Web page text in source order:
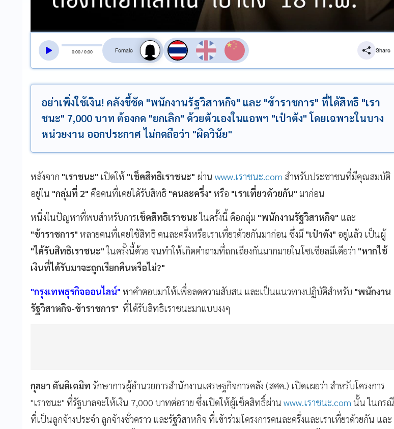
0:00/0:00
สลับเสียงอ่าน
Share
อย่าเพิ่งใช้เงิน! คลังชี้ชัด "พนักงานรัฐวิสาหกิจ" และ "ข้าราชการ" ที่ได้สิทธิ "เรา
ชนะ" 7,000 บาท ต้องกด "ยกเลิก" ด้วยตัวเองในแอพฯ "เป๋าตัง" โดยเฉพาะในบาง
หน่วยงาน ออกประกาศ ไม่กดถือว่า "ผิดวินัย"
หลังจาก "เราชนะ" เปิดให้ "เช็คสิทธิเราชนะ" ผ่าน www.เราชนะ.com สำหรับประชาชนที่มีคุณสมบัติ
อยู่ใน "กลุ่มที่ 2" คือคนที่เคยได้รับสิทธิ "คนละครึ่ง" หรือ "เราเที่ยวด้วยกัน" มาก่อน
หนึ่งในปัญหาที่พบสำหรับการเช็คสิทธิเราชนะในครั้งนี้ คือกลุ่ม "พนักงานรัฐวิสาหกิจ" และ
"ข้าราชการ" หลายคนที่เคยใช้สิทธิ คนละครึ่งหรือเราเที่ยวด้วยกันมาก่อน ซึ่งมี "เป๋าตัง" อยู่แล้ว เป็นผู้
"ได้รับสิทธิเราชนะ"ในครั้งนี้ด้วย จนทำให้เกิดคำถามที่ถกเถียงกันมากมายในโซเชียลมีเดียว่า "หากใช้
เงินที่ได้รับมาจะถูกเรียกคืนหรือไม่?"
"กรุงเทพธุรกิจออนไลน์" หาคำตอบมาให้เพื่อลดความสับสน และเป็นแนวทางปฏิบัติสำหรับ "พนักงาน
รัฐวิสาหกิจ-ข้าราชการ" ที่ได้รับสิทธิเราชนะมาแบบงงๆ
กุลยา ตันติเตมิท รักษาการผู้อำนวยการสำนักงานเศรษฐกิจการคลัง (สศค.) เปิดเผยว่า สำหรับโครงการ
"เราชนะ" ที่รัฐบาลจะให้เงิน 7,000 บาทต่อราย ซึ่งเปิดให้ผู้เช็คสิทธิ์ผ่าน www.เราชนะ.com นั้น ในกรณี
ที่เป็นลูกจ้างประจำ ลูกจ้างชั่วคราว และรัฐวิสาหกิจ ที่เข้าร่วมโครงการคนละครึ่งและเราเที่ยวด้วยกัน และ